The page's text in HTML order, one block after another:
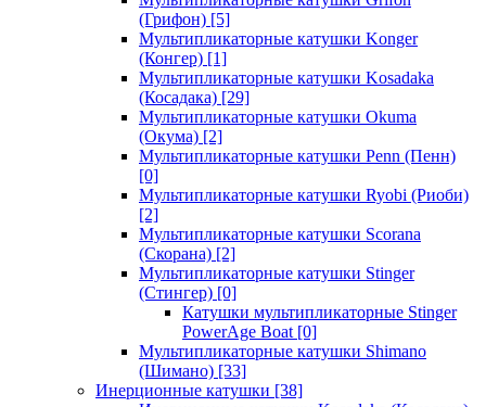
(Грифон) [5]
Мультипликаторные катушки Konger
(Конгер) [1]
Мультипликаторные катушки Kosadaka
(Косадака) [29]
Мультипликаторные катушки Okuma
(Окума) [2]
Мультипликаторные катушки Penn (Пенн)
[0]
Мультипликаторные катушки Ryobi (Риоби)
[2]
Мультипликаторные катушки Scorana
(Скорана) [2]
Мультипликаторные катушки Stinger
(Стингер) [0]
Катушки мультипликаторные Stinger
PowerAge Boat [0]
Мультипликаторные катушки Shimano
(Шимано) [33]
Инерционные катушки [38]